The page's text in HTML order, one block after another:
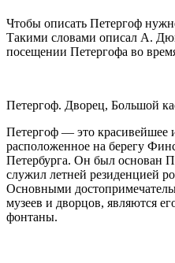
Чтобы описать Петергоф
Такими словами описал А.
посещении Петергофа во
Петергоф. Дворец, Большой
Петергоф — это красивейшее
расположенное на берегу
Петербурга. Он был основан
служил летней резиденцией
Основными
музеев и дворцов, являются
фонтаны.